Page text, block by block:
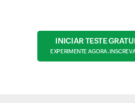
INICIAR TESTE
EXPERIMENTE AGORA.